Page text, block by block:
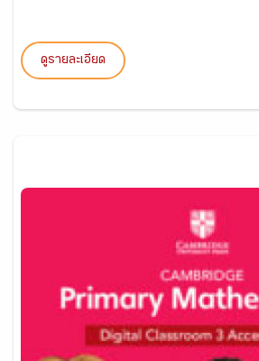
ดูรายละเอียด